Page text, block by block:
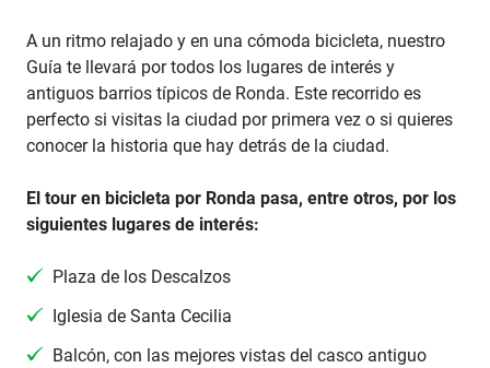
A un ritmo relajado y en una cómoda bicicleta, nuestro
Guía te llevará por todos los lugares de interés y
antiguos barrios típicos de Ronda. Este recorrido es
perfecto si visitas la ciudad por primera vez o si quieres
conocer la historia que hay detrás de la ciudad.
El tour en bicicleta por Ronda pasa, entre otros, por los
siguientes lugares de interés:
Plaza de los Descalzos
Iglesia de Santa Cecilia
Balcón, con las mejores vistas del casco antiguo